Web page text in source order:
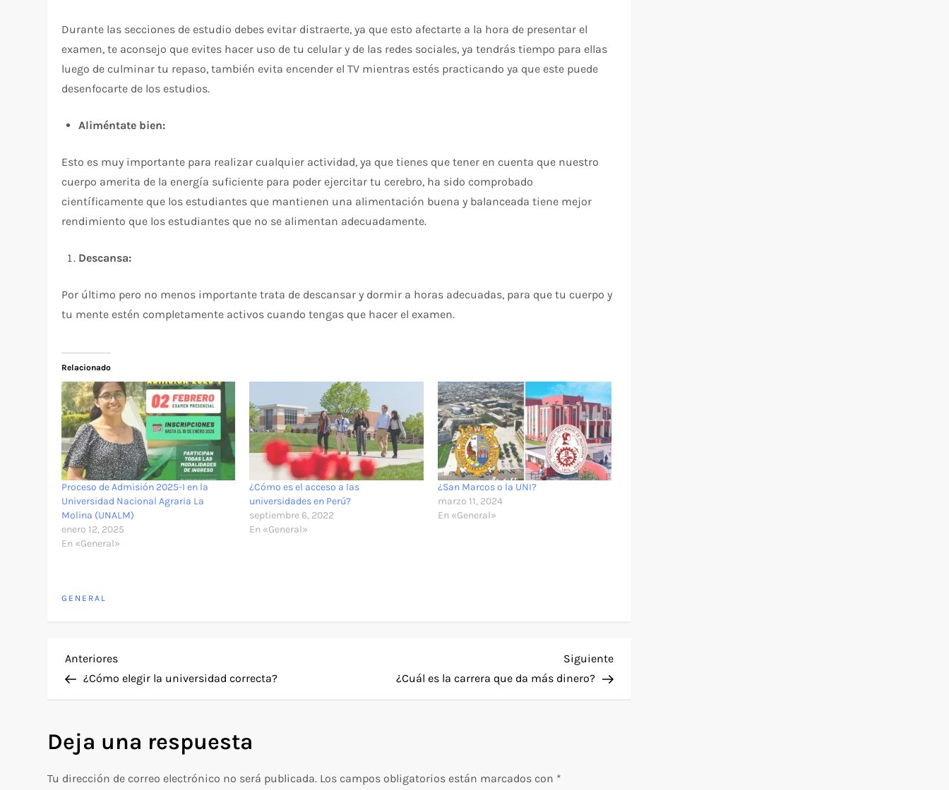
Durante las secciones de estudio debes evitar distraerte, ya que esto afectarte a la hora de presentar el
examen, te aconsejo que evites hacer uso de tu celular y de las redes sociales, ya tendrás tiempo para ellas
luego de culminar tu repaso, también evita encender el TV mientras estés practicando ya que este puede
desenfocarte de los estudios.
Aliméntate bien:
Esto es muy importante para realizar cualquier actividad, ya que tienes que tener en cuenta que nuestro
cuerpo amerita de la energía suficiente para poder ejercitar tu cerebro, ha sido comprobado
científicamente que los estudiantes que mantienen una alimentación buena y balanceada tiene mejor
rendimiento que los estudiantes que no se alimentan adecuadamente.
Descansa:
Por último pero no menos importante trata de descansar y dormir a horas adecuadas, para que tu cuerpo y
tu mente estén completamente activos cuando tengas que hacer el examen.
Relacionado
Proceso de Admisión 2025-I en la
Universidad Nacional Agraria La
Molina (UNALM)
enero 12, 2025
En «General»
¿Cómo es el acceso a las
universidades en Perú?
septiembre 6, 2022
En «General»
¿San Marcos o la UNI?
marzo 11, 2024
En «General»
GENERAL
N
v
e
Entrada
anterior
Anteriores
¿Cómo elegir la universidad correcta?
Siguiente
entrada
Siguiente
¿Cuál es la carrera que da más dinero?
Deja una respuesta
Tu dirección de correo electrónico no será publicada. Los campos obligatorios están marcados con *